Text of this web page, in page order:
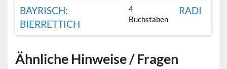
BAYRISCH:
BIERRETTICH
4
Buchstaben
RADI
Ähnliche Hinweise / Fragen